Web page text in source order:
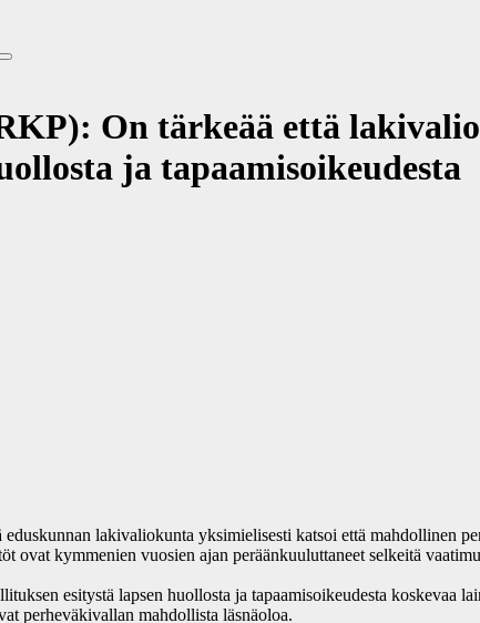
On tärkeää että
ja tapaamisoikeudesta
lakivaliokunta yksimielisesti katsoi että mahdollinen
ovat kymmenien vuosien ajan peräänkuuluttaneet selkeitä
esitystä lapsen huollosta ja tapaamisoikeudesta koskevaa
perheväkivallan mahdollista läsnäoloa.